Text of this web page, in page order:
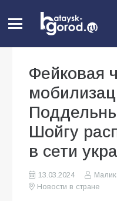
Фейковая
Шойгу
в сети
13.03.2024
Новости в стране